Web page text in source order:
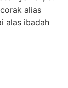
alias
alas ibadah